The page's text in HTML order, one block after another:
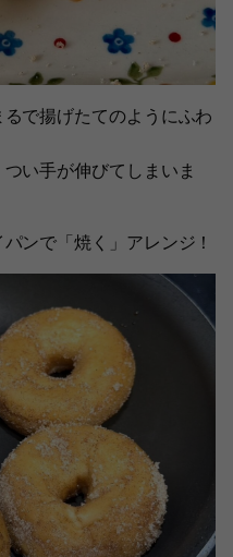
で揚げたてのようにふわ
い手が伸びてしまいま
ンで「焼く」アレンジ！